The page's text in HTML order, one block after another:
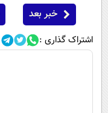
خبر بعد
اشتراک گذاری :